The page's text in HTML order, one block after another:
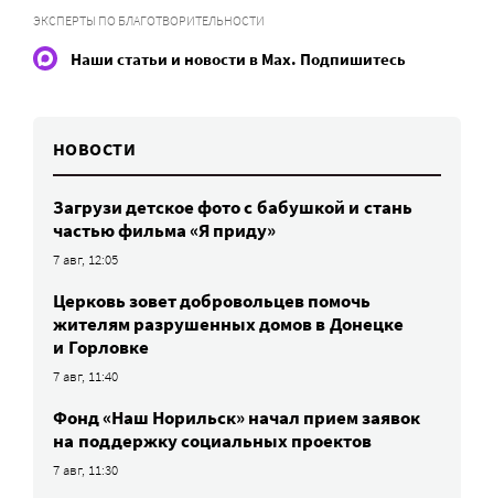
ЭКСПЕРТЫ ПО БЛАГОТВОРИТЕЛЬНОСТИ
Наши статьи и новости в Max. Подпишитесь
НОВОСТИ
Загрузи детское фото с бабушкой и стань
частью фильма «Я приду»
7 авг, 12:05
Церковь зовет добровольцев помочь
жителям разрушенных домов в Донецке
и Горловке
7 авг, 11:40
Фонд «Наш Норильск» начал прием заявок
на поддержку социальных проектов
7 авг, 11:30